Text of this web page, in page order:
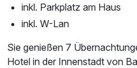
inkl. Parkplatz am Haus
inkl. W-Lan
Sie genießen 7
Hotel in der Innenstadt von